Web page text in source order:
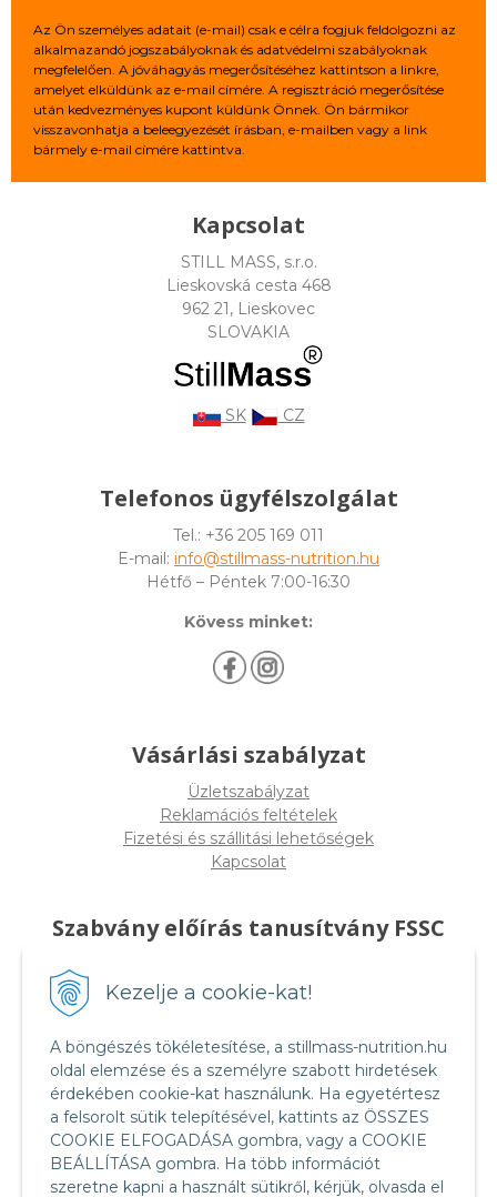
Kezelje a cookie-kat!
A böngészés tökéletesítése, a stillmass-nutrition.hu
oldal elemzése és a személyre szabott hirdetések
érdekében cookie-kat használunk. Ha egyetértesz
a felsorolt sütik telepítésével, kattints az ÖSSZES
COOKIE ELFOGADÁSA gombra, vagy a COOKIE
BEÁLLÍTÁSA gombra. Ha több információt
szeretne kapni a használt sütikről, kérjük, olvasda el
Az Ön személyes adatait (e-mail) csak e célra fogjuk feldolgozni az
alkalmazandó jogszabályoknak és adatvédelmi szabályoknak
megfelelően. A jóváhagyás megerősítéséhez kattintson a linkre,
amelyet elküldünk az e-mail címére. A regisztráció megerősítése
után kedvezményes kupont küldünk Önnek. Ön bármikor
visszavonhatja a beleegyezését írásban, e-mailben vagy a link
bármely e-mail címére kattintva.
Kapcsolat
STILL MASS, s.r.o.
Lieskovská cesta 468
962 21, Lieskovec
SLOVAKIA
SK CZ
Telefonos ügyfélszolgálat
Tel.: +36 205 169 011
E-mail: info@stillmass-nutrition.hu
Hétfő – Péntek 7:00-16:30
Kövess minket:
Vásárlási szabályzat
Üzletszabályzat
Reklamációs feltételek
Fizetési és szállitási lehetőségek
Kapcsolat
Szabvány előírás tanusítvány FSSC